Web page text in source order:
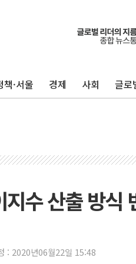
책·서울 경제 사회 글로
수 산출 방식
: 2020년06월22일 15:48